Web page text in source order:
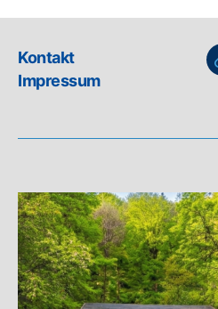
Kontakt
Impressum